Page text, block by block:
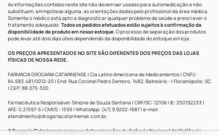
As informações contidas neste site não devem ser usadas para automedicação e não
substituem, em hipótese alguma, as orientações dadas pelo profissional da área médica.
Somente o médico está apto a diagnosticar qualquer problema de saúde e prescrever o
tratamento adequado. Todos os pedidos efetuados estão sujeitos à confirmação da
disponibilidade de produto em nosso estoque.O processo de separação dos produtos
pode levar até dois dias úteis dependendo da disponibilidade do estoque em loja.
OS PREÇOS APRESENTADOS NO SITE SÃO DIFERENTES DOS PREÇOS DAS LOJAS
FÍSICAS DE NOSSA REDE.
FARMÁCIA DROGARIA CATARINENSE | Cia Latino Americana de Medicamentos | CNPJ:
84.683.481/0012-20 | End: Rua Coronel Pedro Demoro, 1482, Balneário - | Florianópolis- SC
| CEP: 88.075-300
Farmacêutica Responsável: Simone de Souza Santana | CRF/SC: 12106 | IE: 250192233 |
AFE: 0.21597-5 | CMVS - 1593 | WhatsApp: (47) 9 9202-1687 | e-mail:
atendimento@drogariacatarinense.com.br.
A Drogaria Catarinense segue as determinações da Agência Nacional de Vigilância